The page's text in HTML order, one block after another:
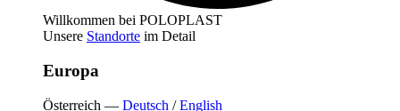
Willkommen bei POLOPLAST
Unsere Standorte im Detail
Europa
Österreich — Deutsch /English